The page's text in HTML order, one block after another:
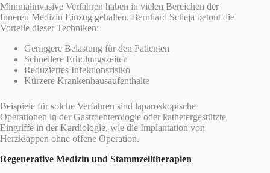
Minimalinvasive Verfahren haben in vielen Bereichen der
Inneren Medizin Einzug gehalten. Bernhard Scheja betont die
Vorteile dieser Techniken:
Geringere Belastung für den Patienten
Schnellere Erholungszeiten
Reduziertes Infektionsrisiko
Kürzere Krankenhausaufenthalte
Beispiele für solche Verfahren sind laparoskopische
Operationen in der Gastroenterologie oder kathetergestützte
Eingriffe in der Kardiologie, wie die Implantation von
Herzklappen ohne offene Operation.
Regenerative Medizin und Stammzelltherapien